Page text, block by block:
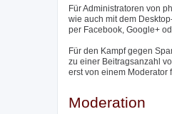
Für Administratoren von
wie auch mit dem
per Facebook, Google+
Für den Kampf gegen
zu einer Beitragsanzahl
erst von einem Moderator
Moderation